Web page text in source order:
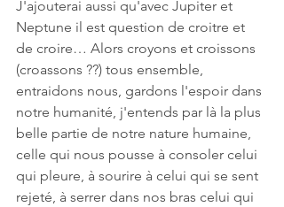
J'ajouterai aussi qu'avec Jupiter et
Neptune il est question de croitre et
de croire… Alors croyons et croissons
(croassons ??) tous ensemble,
entraidons nous, gardons l'espoir dans
notre humanité, j'entends par là la plus
belle partie de notre nature humaine,
celle qui nous pousse à consoler celui
qui pleure, à sourire à celui qui se sent
rejeté, à serrer dans nos bras celui qui